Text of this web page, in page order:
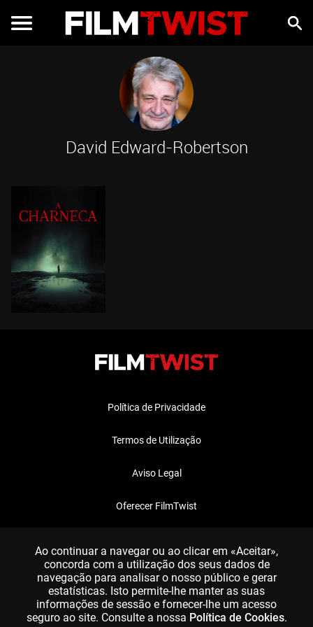
David Edward-Robertson
Política de Privacidade
Termos de Utilização
Aviso Legal
Oferecer FilmTwist
Ao continuar a navegar ou ao clicar em «Aceitar»,
concorda com a utilização dos seus dados de
navegação para analisar o nosso público e gerar
estatísticas. Isto permite-lhe manter as suas
informações de sessão e fornecer-lhe um acesso
seguro ao site. Consulte a nossa Política de Cookies.